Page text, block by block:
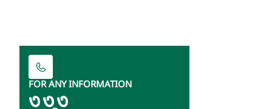
FOR ANY INFORMATION
৩৩৩